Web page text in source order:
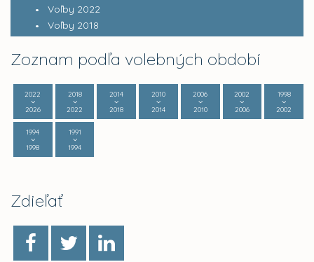
Voľby 2022
Voľby 2018
Zoznam podľa volebných období
2022
2026
2018
2022
2014
2018
2010
2014
2006
2010
2002
2006
1998
2002
1994
1998
1991
1994
Zdieľať